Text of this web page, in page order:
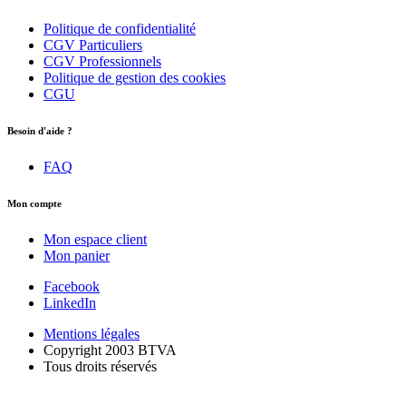
Politique de confidentialité
CGV Particuliers
CGV Professionnels
Politique de gestion des cookies
CGU
Besoin d'aide ?
FAQ
Mon compte
Mon espace client
Mon panier
Facebook
LinkedIn
Mentions légales
Copyright 2003 BTVA
Tous droits réservés